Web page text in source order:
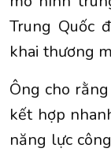
Trung Quốc
khai thương
Ông cho
kết hợp
năng lực